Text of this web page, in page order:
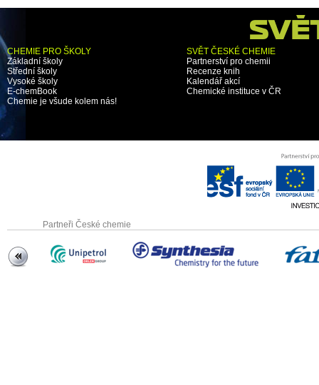
CHEMIE PRO ŠKOLY
Základní školy
Střední školy
Vysoké školy
E-chemBook
Chemie je všude kolem nás!
SVĚT ČESKÉ CHEMIE
Partnerství pro chemii
Recenze knih
Kalendář akcí
Chemické instituce v ČR
Partneři České chemie